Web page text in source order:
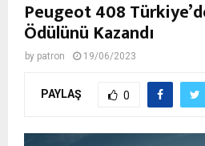
Peugeot 408
Ödülünü Kazandı
by patron 19/06/2023
PAYLAŞ 0